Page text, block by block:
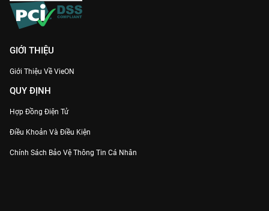
GIỚI THIỆU
Giới Thiệu Về VieON
QUY ĐỊNH
Hợp Đồng Điện Tử
Điều Khoản Và Điều Kiện
Chính Sách Bảo Vệ Thông Tin Cá Nhân